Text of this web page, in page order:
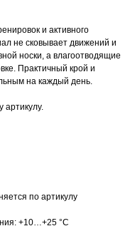
и активного
не сковывает движений и
носки, а влагоотводящие
Практичный крой и
на каждый день.
артикулу.
по артикулу
+10…+25 °C